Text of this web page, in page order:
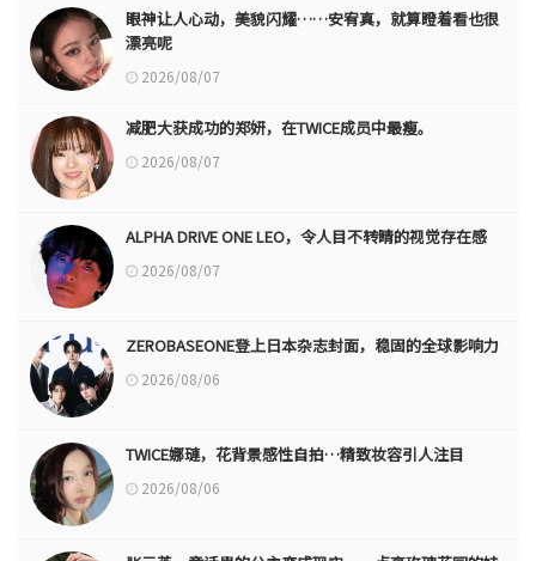
眼神让人心动，美貌闪耀……安宥真，就算瞪着看也很
漂亮呢
2026/08/07
减肥大获成功的郑妍，在TWICE成员中最瘦。
2026/08/07
ALPHA DRIVE ONE LEO，令人目不转睛的视觉存在感
2026/08/07
ZEROBASEONE登上日本杂志封面，稳固的全球影响力
2026/08/06
TWICE娜璉，花背景感性自拍…精致妆容引人注目
2026/08/06